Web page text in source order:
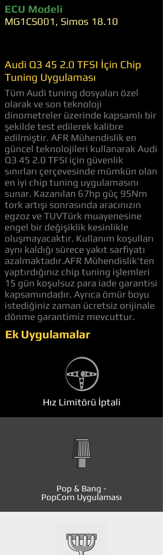
ECU Modeli
MG1CS001, Simos 18.10
Audi Q3 45 2.0 TFSI İçin Chip
Tuning Uygulaması
Tüm Audi tuning dosyaları özel
olarak ve son teknoloji
dinometreler üzerinde kapsamlı bir
şekilde test edilerek kalibre
edilmiştir. AFR Mühendislik en
güncel teknolojileri kullanarak Audi
Q3 45 2.0 TFSI için güvenlik
sınırları çerçevesinde mümkün olan
en iyi chip tuning uygulamasını
sunar. Kazanılan 67hp güç 95Nm
tork artışı sonrasında aracınızın
egzoz ve TUVTürk muayenesine
engel bir değişiklik kesinlikle
oluşmayacaktır. Kullanım koşulları
aynı kaldığı sürece yakıt sarfiyatı
azalmaktadır.AFR Mühendislik'ten
yaptırdığınız chip tuning işlemleri
15 gün koşulsuz para iade garantisi
kapsamındadır. Ayrıca ömür boyu
istediğiniz zaman ücretsiz orijinale
dönme garantimiz mevcuttur.
Ek Uygulamalar
Hız Limitörü İptali
Pop & Bang -
PopCorn Uygulaması